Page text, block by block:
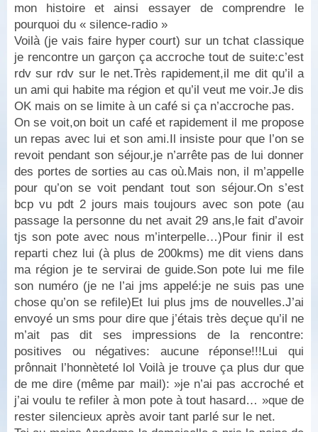
mon histoire et ainsi essayer de comprendre le
pourquoi du « silence-radio »
Voilà (je vais faire hyper court) sur un tchat classique
je rencontre un garçon ça accroche tout de suite:c’est
rdv sur rdv sur le net.Très rapidement,il me dit qu’il a
un ami qui habite ma région et qu’il veut me voir.Je dis
OK mais on se limite à un café si ça n’accroche pas.
On se voit,on boit un café et rapidement il me propose
un repas avec lui et son ami.Il insiste pour que l’on se
revoit pendant son séjour,je n’arrête pas de lui donner
des portes de sorties au cas où.Mais non, il m’appelle
pour qu’on se voit pendant tout son séjour.On s’est
bcp vu pdt 2 jours mais toujours avec son pote (au
passage la personne du net avait 29 ans,le fait d’avoir
tjs son pote avec nous m’interpelle…)Pour finir il est
reparti chez lui (à plus de 200kms) me dit viens dans
ma région je te servirai de guide.Son pote lui me file
son numéro (je ne l’ai jms appelé:je ne suis pas une
chose qu’on se refile)Et lui plus jms de nouvelles.J’ai
envoyé un sms pour dire que j’étais très deçue qu’il ne
m’ait pas dit ses impressions de la rencontre:
positives ou négatives: aucune réponse!!!Lui qui
prônnait l’honnèteté lol Voilà je trouve ça plus dur que
de me dire (même par mail): »je n’ai pas accroché et
j’ai voulu te refiler à mon pote à tout hasard… »que de
rester silencieux après avoir tant parlé sur le net.